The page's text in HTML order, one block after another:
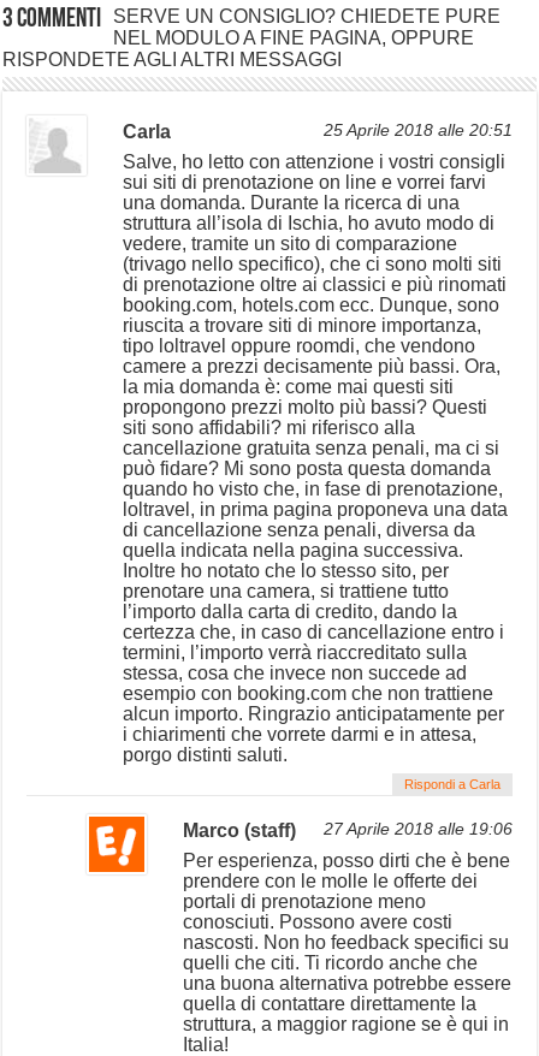
3 commenti
SERVE UN CONSIGLIO? CHIEDETE PURE
NEL MODULO A FINE PAGINA, OPPURE
RISPONDETE AGLI ALTRI MESSAGGI
Carla 25 Aprile 2018 alle 20:51
Salve, ho letto con attenzione i vostri consigli
sui siti di prenotazione on line e vorrei farvi
una domanda. Durante la ricerca di una
struttura all’isola di Ischia, ho avuto modo di
vedere, tramite un sito di comparazione
(trivago nello specifico), che ci sono molti siti
di prenotazione oltre ai classici e più rinomati
booking.com, hotels.com ecc. Dunque, sono
riuscita a trovare siti di minore importanza,
tipo loltravel oppure roomdi, che vendono
camere a prezzi decisamente più bassi. Ora,
la mia domanda è: come mai questi siti
propongono prezzi molto più bassi? Questi
siti sono affidabili? mi riferisco alla
cancellazione gratuita senza penali, ma ci si
può fidare? Mi sono posta questa domanda
quando ho visto che, in fase di prenotazione,
loltravel, in prima pagina proponeva una data
di cancellazione senza penali, diversa da
quella indicata nella pagina successiva.
Inoltre ho notato che lo stesso sito, per
prenotare una camera, si trattiene tutto
l’importo dalla carta di credito, dando la
certezza che, in caso di cancellazione entro i
termini, l’importo verrà riaccreditato sulla
stessa, cosa che invece non succede ad
esempio con booking.com che non trattiene
alcun importo. Ringrazio anticipatamente per
i chiarimenti che vorrete darmi e in attesa,
porgo distinti saluti.
Rispondi a Carla
Marco (staff) 27 Aprile 2018 alle 19:06
Per esperienza, posso dirti che è bene
prendere con le molle le offerte dei
portali di prenotazione meno
conosciuti. Possono avere costi
nascosti. Non ho feedback specifici su
quelli che citi. Ti ricordo anche che
una buona alternativa potrebbe essere
quella di contattare direttamente la
struttura, a maggior ragione se è qui in
Italia!